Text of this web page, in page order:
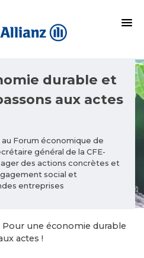
durable et
aux actes
Forum économique de
général de la CFE-
des actions concrètes et
social et
entreprises
Pour une économie durable
actes !